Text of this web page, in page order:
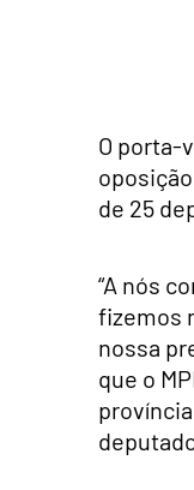
O porta-
de 25
“A nós
fizemos
nossa
que o